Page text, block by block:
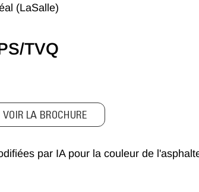
(LaSalle)
TVQ
VOIR LA BROCHURE
par IA pour la couleur de